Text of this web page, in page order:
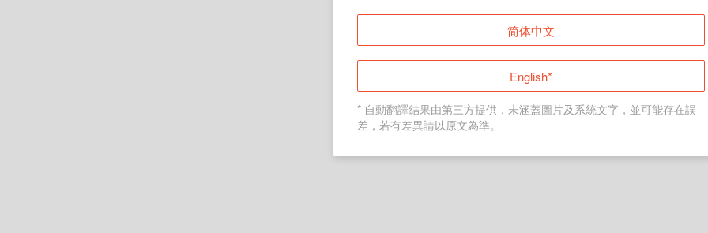
返回首頁
简体中文
English*
* 自動翻譯結果由第三方提供，未涵蓋圖片及系統文字，並可能存在誤
差，若有差異請以原文為準。